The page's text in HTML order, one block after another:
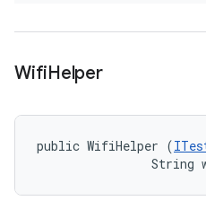
WifiHelper
public WifiHelper (
String